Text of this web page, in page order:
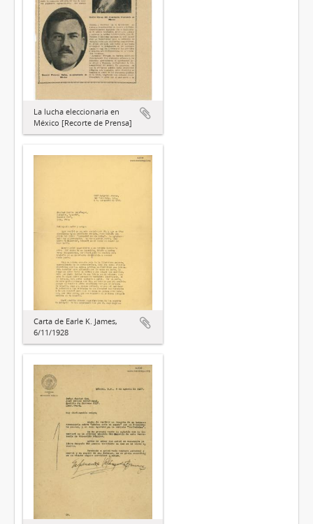
La lucha eleccionaria en
México [Recorte de Prensa]
Carta de Earle K. James,
6/11/1928